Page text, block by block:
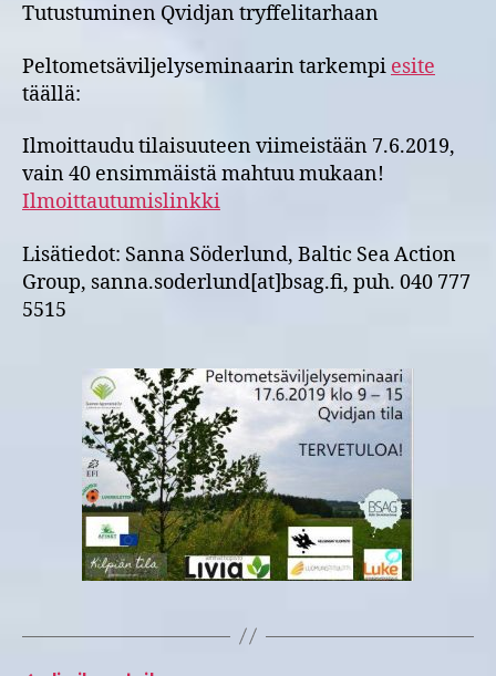
Tutustuminen Qvidjan tryffelitarhaan
Peltometsäviljelyseminaarin tarkempi esite
täällä:
Ilmoittaudu tilaisuuteen viimeistään 7.6.2019,
vain 40 ensimmäistä mahtuu mukaan!
Ilmoittautumislinkki
Lisätiedot: Sanna Söderlund, Baltic Sea Action
Group, sanna.soderlund[at]bsag.fi, puh. 040 777
5515